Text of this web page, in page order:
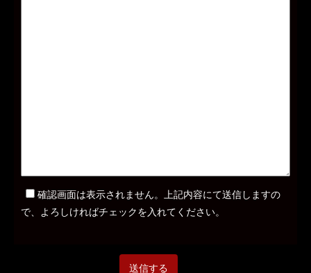
確認画面は表示されません。上記内容にて送信しますの
で、よろしければチェックを入れてください。